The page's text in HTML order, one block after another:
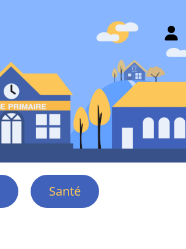
Santé